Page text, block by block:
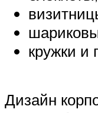
кружки и
Дизайн